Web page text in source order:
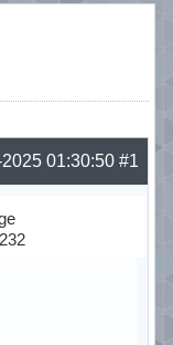
#1
01:30:50